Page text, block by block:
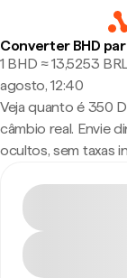
Converter BHD
1 BHD ≈ 13,5253
agosto, 12:40
Veja quanto é 350
câmbio real. Envie
ocultos, sem taxas